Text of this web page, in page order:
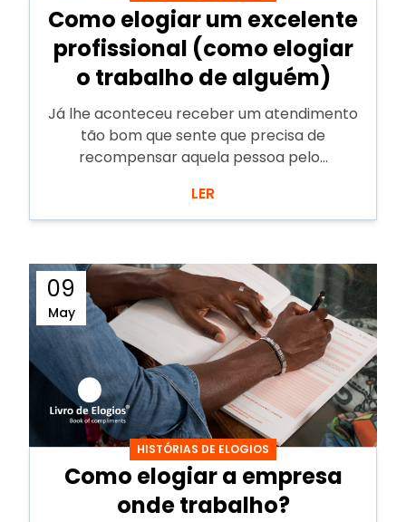
Como elogiar um excelente
profissional (como elogiar
o trabalho de alguém)
Já lhe aconteceu receber um atendimento
tão bom que sente que precisa de
recompensar aquela pessoa pelo...
LER
09
May
HISTÓRIAS DE ELOGIOS
Como elogiar a empresa
onde trabalho?